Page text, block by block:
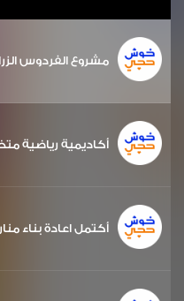
مشروع الفردوس
أكاديمية رياضية
أكتمل اعادة بناء